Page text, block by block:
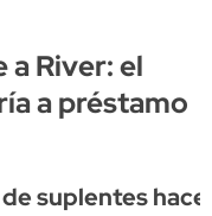
River: el
a préstamo
suplentes